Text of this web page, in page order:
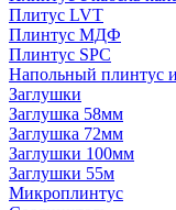
Плитус LVT
Плинтус МДФ
Плинтус SPC
Напольный плинтус
Заглушки
Заглушка 58мм
Заглушка 72мм
Заглушки 100мм
Заглушки 55м
Микроплинтус